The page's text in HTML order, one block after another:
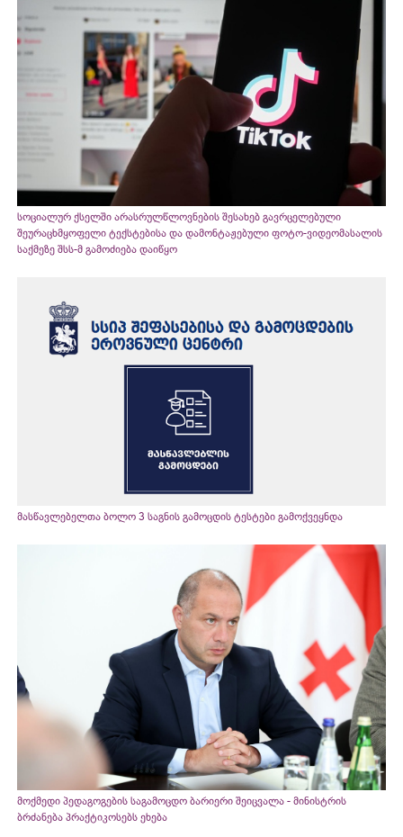
სოციალურ ქსელში არასრულწლოვნების შესახებ გავრცელებული
შეურაცხმყოფელი ტექსტებისა და დამონტაჟებული ფოტო-ვიდეომასალის
საქმეზე შსს-მ გამოძიება დაიწყო
მასწავლებელთა ბოლო 3 საგნის გამოცდის ტესტები გამოქვეყნდა
მოქმედი პედაგოგების საგამოცდო ბარიერი შეიცვალა - მინისტრის
ბრძანება პრაქტიკოსებს ეხება